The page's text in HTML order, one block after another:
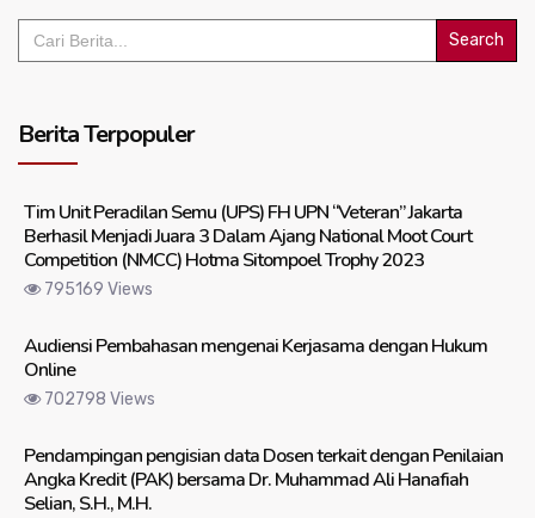
Search
for:
Berita Terpopuler
Tim Unit Peradilan Semu (UPS) FH UPN “Veteran” Jakarta
Berhasil Menjadi Juara 3 Dalam Ajang National Moot Court
Competition (NMCC) Hotma Sitompoel Trophy 2023
795169 Views
Audiensi Pembahasan mengenai Kerjasama dengan Hukum
Online
702798 Views
Pendampingan pengisian data Dosen terkait dengan Penilaian
Angka Kredit (PAK) bersama Dr. Muhammad Ali Hanafiah
Selian, S.H., M.H.